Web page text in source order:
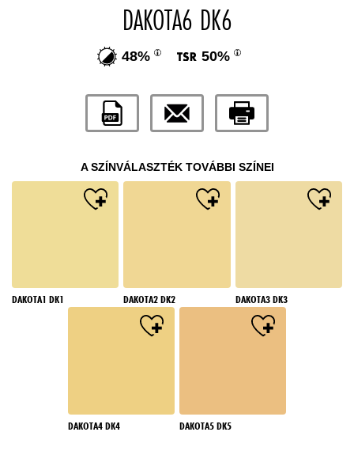
DAKOTA6 DK6
48% 50%
A SZÍNVÁLASZTÉK TOVÁBBI SZÍNEI
DAKOTA1 DK1 DAKOTA2 DK2 DAKOTA3 DK3
DAKOTA4 DK4 DAKOTA5 DK5